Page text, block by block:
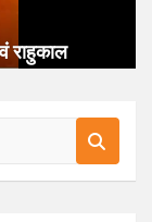
राहुकाल